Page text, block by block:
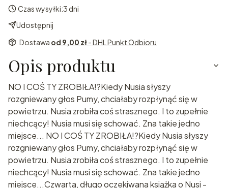
Czas wysyłki:3 dni
Udostępnij
Dostawa od 9,00 zł- DHL Punkt Odbioru
Opis produktu
NO I COŚ TY ZROBIŁA!?Kiedy Nusia słyszy
rozgniewany głos Pumy, chciałaby rozpłynąć się w
powietrzu. Nusia zrobiła coś strasznego. I to zupełnie
niechcący! Nusia musi się schować. Zna takie jedno
miejsce... NO I COŚ TY ZROBIŁA!?Kiedy Nusia słyszy
rozgniewany głos Pumy, chciałaby rozpłynąć się w
powietrzu. Nusia zrobiła coś strasznego. I to zupełnie
niechcący! Nusia musi się schować. Zna takie jedno
miejsce...Czwarta, długo oczekiwana książka o Nusi -